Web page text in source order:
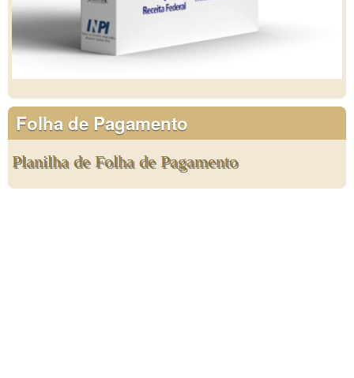
Folha de Pagamento
Planilha de Folha de Pagamento